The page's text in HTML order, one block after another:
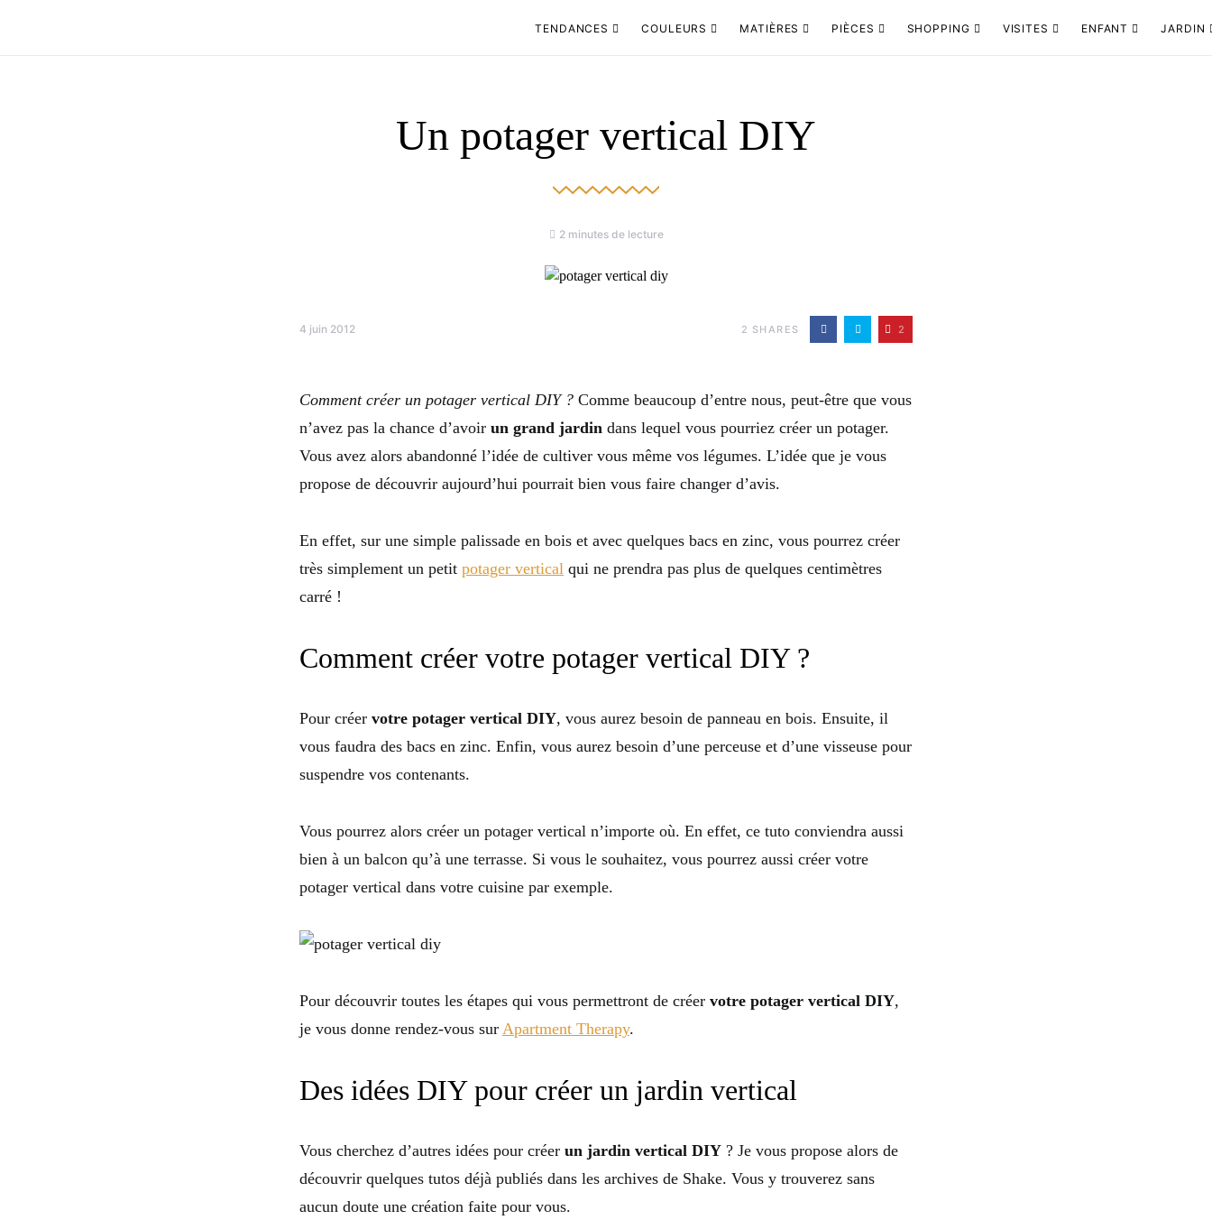
TENDANCES COULEURS MATIÈRES PIÈCES SHOPPING VISITES ENFANT JARDIN
Un potager vertical DIY
2 minutes de lecture
4 juin 2012 2 SHARES 2
Comment créer un potager vertical DIY ? Comme beaucoup d’entre nous, peut-être que vous
n’avez pas la chance d’avoir un grand jardin dans lequel vous pourriez créer un potager.
Vous avez alors abandonné l’idée de cultiver vous même vos légumes. L’idée que je vous
propose de découvrir aujourd’hui pourrait bien vous faire changer d’avis.
En effet, sur une simple palissade en bois et avec quelques bacs en zinc, vous pourrez créer
très simplement un petit potager vertical qui ne prendra pas plus de quelques centimètres
carré !
Comment créer votre potager vertical DIY ?
Pour créer votre potager vertical DIY, vous aurez besoin de panneau en bois. Ensuite, il
vous faudra des bacs en zinc. Enfin, vous aurez besoin d’une perceuse et d’une visseuse pour
suspendre vos contenants.
Vous pourrez alors créer un potager vertical n’importe où. En effet, ce tuto conviendra aussi
bien à un balcon qu’à une terrasse. Si vous le souhaitez, vous pourrez aussi créer votre
potager vertical dans votre cuisine par exemple.
Pour découvrir toutes les étapes qui vous permettront de créer votre potager vertical DIY,
je vous donne rendez-vous sur Apartment Therapy.
Des idées DIY pour créer un jardin vertical
Vous cherchez d’autres idées pour créer un jardin vertical DIY ? Je vous propose alors de
découvrir quelques tutos déjà publiés dans les archives de Shake. Vous y trouverez sans
aucun doute une création faite pour vous.